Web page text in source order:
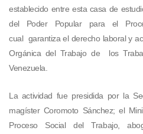
establecido entre esta casa de
del Poder Popular para el
cual garantiza el derecho laboral y
Orgánica del Trabajo de los
Venezuela.
La actividad fue presidida por la
magíster Coromoto Sánchez; el
Proceso Social del Trabajo,